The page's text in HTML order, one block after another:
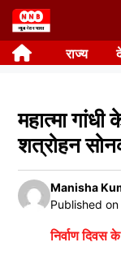
Skip
to
content राज्य
महात्मा
शत्रोहन
Manisha
Published
निर्वाण दिवस